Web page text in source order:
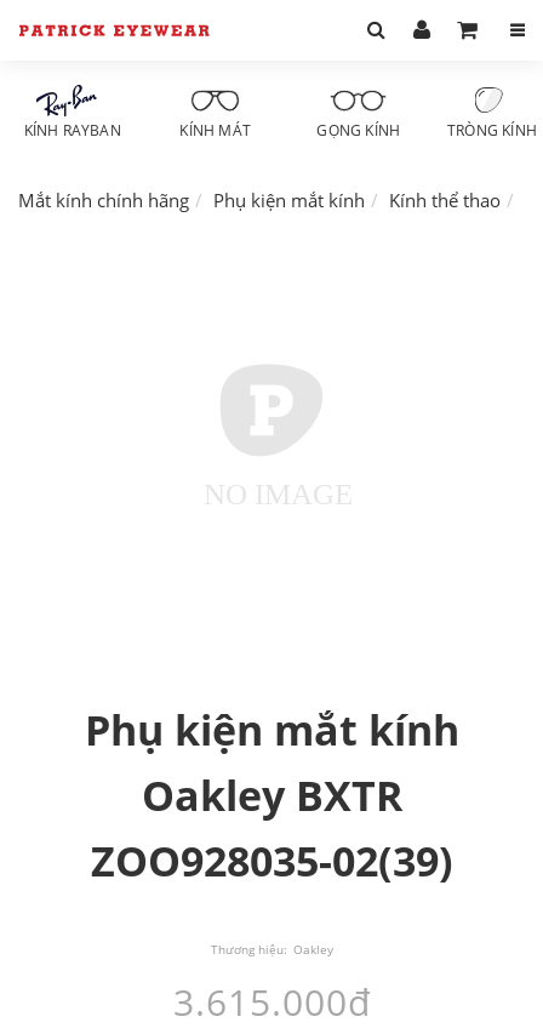
KÍNH RAYBAN KÍNH MÁT GỌNG KÍNH TRÒNG KÍNH
Mắt kính chính hãng Phụ kiện mắt kính Kính thể thao
Phụ kiện mắt kính
Oakley BXTR
ZOO928035-02(39)
Thương hiệu: Oakley
3.615.000đ